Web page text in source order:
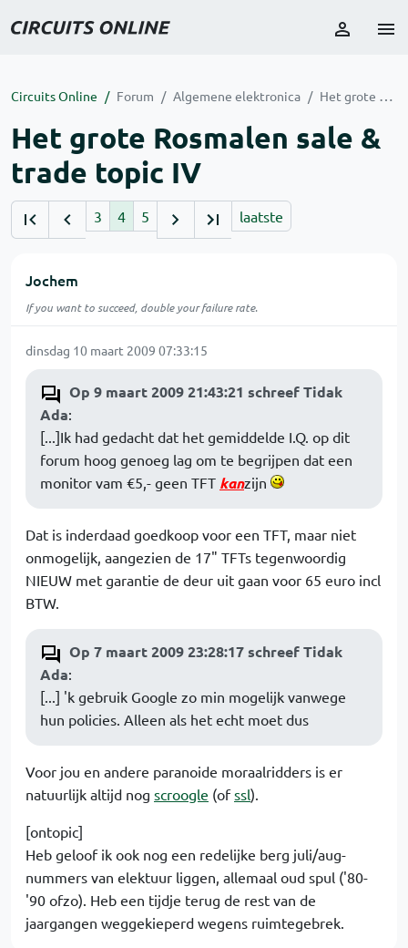
Circuits Online Forum Algemene elektronica Het grote Rosmalen sale & trade topic IV
Het grote Rosmalen sale &
trade topic IV
3 4 5 laatste
Jochem
If you want to succeed, double your failure rate.
dinsdag 10 maart 2009 07:33:15
Op 9 maart 2009 21:43:21 schreef Tidak
Ada:
[...]Ik had gedacht dat het gemiddelde I.Q. op dit
forum hoog genoeg lag om te begrijpen dat een
monitor vam €5,- geen TFT kanzijn
Dat is inderdaad goedkoop voor een TFT, maar niet
onmogelijk, aangezien de 17" TFTs tegenwoordig
NIEUW met garantie de deur uit gaan voor 65 euro incl
BTW.
Op 7 maart 2009 23:28:17 schreef Tidak
Ada:
[...] 'k gebruik Google zo min mogelijk vanwege
hun policies. Alleen als het echt moet dus
Voor jou en andere paranoide moraalridders is er
natuurlijk altijd nog scroogle (ofssl).
[ontopic]
Heb geloof ik ook nog een redelijke berg juli/aug-
nummers van elektuur liggen, allemaal oud spul ('80-
'90 ofzo). Heb een tijdje terug de rest van de
jaargangen weggekieperd wegens ruimtegebrek.